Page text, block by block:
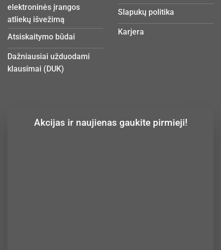
elektroninės įrangos
atliekų išvežimą
Atsiskaitymo būdai
Dažniausiai užduodami
klausimai (DUK)
Slapukų politika
Karjera
Akcijas ir naujienas gaukite pirmieji!